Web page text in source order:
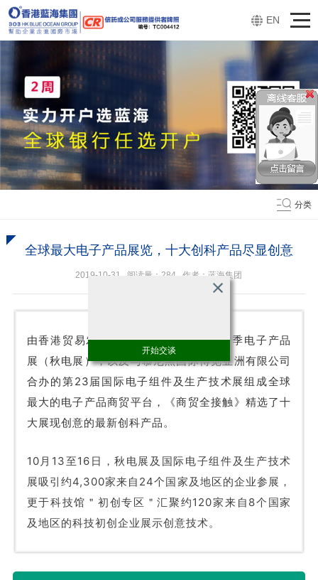
EN
分类
全球最大电子产品展览，十大创科产品尽显创意
2019-10-31 阅读量： 284 作者：蓝海集团
由香港贸易发展局主办的第39届香港秋季电子产品
展（秋电展），以及与慕尼黑国际博览亚洲有限公司
合办的第23届国际电子组件及生产技术展组成全球
最大的电子产品商贸平台，《商贸全接触》精选了十
大展现创意的最新创科产品。
10月13至16日，秋电展及国际电子组件及生产技术
展吸引约4,300家来自24个国家及地区的企业参展，
更于科技馆＂初创专区＂汇聚约120家来自8个国家
及地区的科技初创企业展示创意技术。
开始交谈